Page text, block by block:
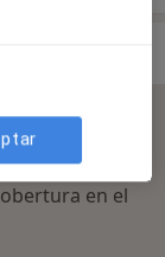
la
en el